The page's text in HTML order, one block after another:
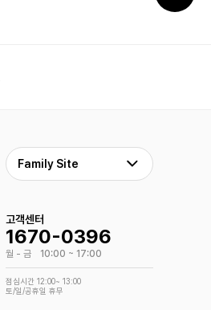
Family Site
고객센터
1670-0396
월 - 금 10:00 ~ 17:00
점심시간 12:00~ 13:00
토/일/공휴일 휴무